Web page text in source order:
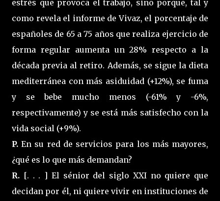
estrés que provoca el trabajo, sino porque, tal y
como revela el informe de Vivaz, el porcentaje de
españoles de 65 a 75 años que realiza ejercicio de
forma regular aumenta un 28% respecto a la
década previa al retiro. Además, se sigue la dieta
mediterránea con más asiduidad (+12%), se fuma
y se bebe mucho menos (-61% y -6%,
respectivamente) y se está más satisfecho con la
vida social (+9%).
P. En su red de servicios para los más mayores,
¿qué es lo que más demandan?
R. [. . . ] El sénior del siglo XXI no quiere que
decidan por él, ni quiere vivir en instituciones de